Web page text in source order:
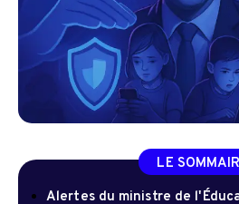
LE
Alertes du ministre de